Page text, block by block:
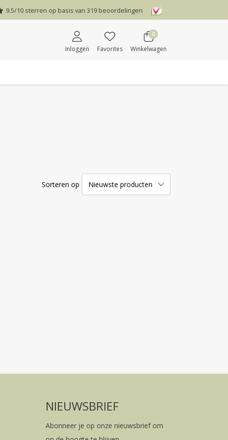
9.5/10 sterren op basis van 319 beoordelingen
Inloggen Favorites
0
Winkelwagen
Sorteren op
NIEUWSBRIEF
Abonneer je op onze nieuwsbrief om